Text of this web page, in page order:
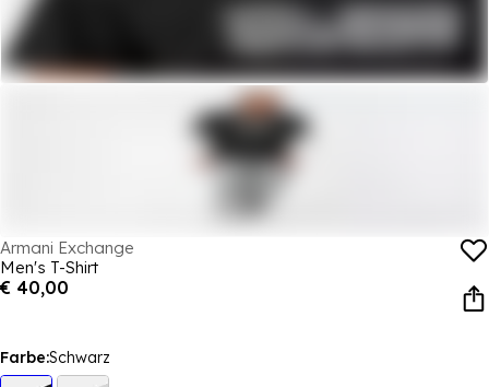
Armani Exchange
Men's T-Shirt
€ 40,00
Farbe:Schwarz